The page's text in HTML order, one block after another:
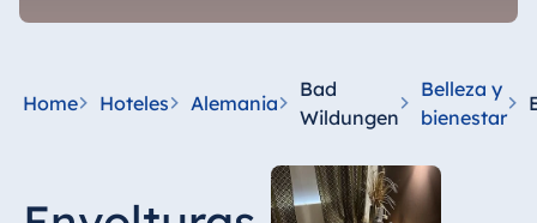
Home Hoteles Alemania
Bad
Wildungen
Belleza y
bienestar